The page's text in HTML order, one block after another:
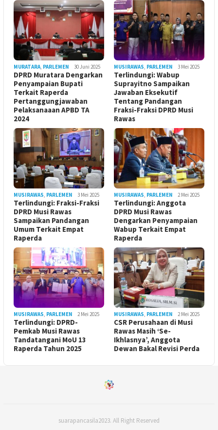
MURATARA, PARLEMEN 30 Juni 2025
DPRD Muratara Dengarkan
Penyampaian Bupati
Terkait Raperda
Pertanggungjawaban
Pelaksanaaan APBD TA
2024
MUSIRAWAS, PARLEMEN 3 Mei 2025
Terlindungi: Wabup
Suprayitno Sampaikan
Jawaban Eksekutif
Tentang Pandangan
Fraksi-Fraksi DPRD Musi
Rawas
MUSIRAWAS, PARLEMEN 3 Mei 2025
Terlindungi: Fraksi-Fraksi
DPRD Musi Rawas
Sampaikan Pandangan
Umum Terkait Empat
Raperda
MUSIRAWAS, PARLEMEN 2 Mei 2025
Terlindungi: Anggota
DPRD Musi Rawas
Dengarkan Penyampaian
Wabup Terkait Empat
Raperda
MUSIRAWAS, PARLEMEN 2 Mei 2025
Terlindungi: DPRD-
Pemkab Musi Rawas
Tandatangani MoU 13
Raperda Tahun 2025
MUSIRAWAS, PARLEMEN 2 Mei 2025
CSR Perusahaan di Musi
Rawas Masih ‘Se-
Ikhlasnya’, Anggota
Dewan Bakal Revisi Perda ‎
suarapancasila2023. All Right Reserved